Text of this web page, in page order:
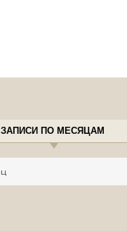
ЗАПИСИ ПО МЕСЯЦАМ